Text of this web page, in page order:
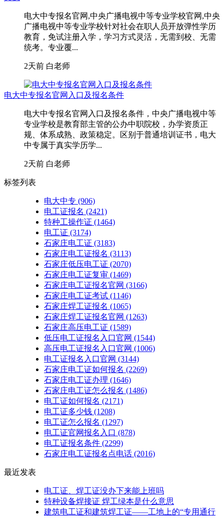
电大中专报名官网,中央广播电视中等专业学校官网,中央
广播电视中等专业学校针对社会在职人员开放弹性学历
教育，免试注册入学，学习方式灵活，无需到校、无需
统考。专业覆...
2天前 白老师
电大中专报名官网入口及报名条件
电大中专报名官网入口及报名条件，中央广播电视中等
专业学校是教育部主管的公办中职院校，办学资质正
规、体系成熟、政策稳定。区别于普通培训证书，电大
中专属于真实学历学...
2天前 白老师
标签列表
电大中专 (906)
电工证报名 (2421)
特种工操作证 (1464)
电工证 (3174)
石家庄电工证 (3183)
石家庄电工证报名 (3113)
石家庄低压电工证 (2070)
石家庄电工证复审 (1469)
石家庄电工证报名官网 (3166)
石家庄电工证考试 (1146)
石家庄焊工证报名 (1065)
石家庄焊工证报名官网 (1263)
石家庄高压电工证 (1589)
低压电工证报名入口官网 (1544)
高压电工证报名入口官网 (1006)
电工证报名入口官网 (3144)
石家庄电工证如何报名 (2269)
石家庄电工证办理 (1646)
石家庄电工证怎么报名 (1486)
电工证如何报名 (2171)
电工证多少钱 (1208)
电工证怎么报名 (1297)
电工证官网报名入口 (878)
电工证报名条件 (2299)
石家庄电工证报名点电话 (2016)
最近发表
电工证、焊工证没办下来能上班吗
特种设备焊接证 焊工绿本是什么意思
建筑电工证和建筑焊工证——工地上的“专用通行